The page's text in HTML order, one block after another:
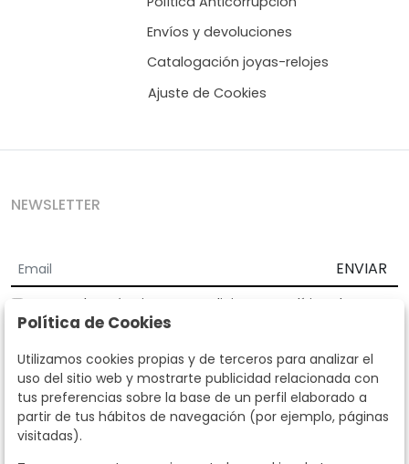
Envíos y devoluciones
Catalogación joyas-relojes
Ajuste de Cookies
NEWSLETTER
ENVIAR
Acepto los Términos y Condiciones
Política de
privacidad
Según la LOPD y disposiciones de desarrollo, informamos que sus
datos personales serán tratados por parte de Subastas Segre con la
finalidad de gestionar la relación comercial. Puede ejercitar los
derechos de acceso, rectificación, cancelación, oposición y demás
derechos en los términos establecidos en la normativa vigente
dirigiéndote a nosotros. Asimismo, nos puede solicitar el envío de
Política de Cookies
Utilizamos cookies propias y de terceros para analizar el
uso del sitio web y mostrarte publicidad relacionada con
tus preferencias sobre la base de un perfil elaborado a
partir de tus hábitos de navegación (por ejemplo, páginas
visitadas).